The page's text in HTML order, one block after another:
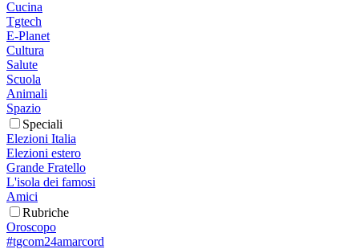
Cucina
Tgtech
E-Planet
Cultura
Salute
Scuola
Animali
Spazio
Speciali
Elezioni Italia
Elezioni estero
Grande Fratello
L'isola dei famosi
Amici
Rubriche
Oroscopo
#tgcom24amarcord